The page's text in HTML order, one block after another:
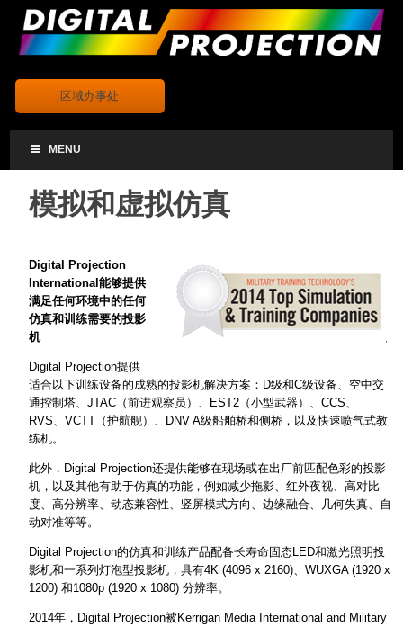
区域办事处
MENU
模拟和虚拟仿真
Digital Projection
International能够提供
满足任何环境中的任何
仿真和训练需要的投影
机
Digital Projection提供
适合以下训练设备的成熟的投影机解决方案：D级和C级设备、空中交
通控制塔、JTAC（前进观察员）、EST2（小型武器）、CCS、
RVS、VCTT（护航舰）、DNV A级船舶桥和侧桥，以及快速喷气式教
练机。
此外，Digital Projection还提供能够在现场或在出厂前匹配色彩的投影
机，以及其他有助于仿真的功能，例如减少拖影、红外夜视、高对比
度、高分辨率、动态兼容性、竖屏模式方向、边缘融合、几何失真、自
动对准等等。
Digital Projection的仿真和训练产品配备长寿命固态LED和激光照明投
影机和一系列灯泡型投影机，具有4K (4096 x 2160)、WUXGA (1920 x
1200) 和1080p (1920 x 1080) 分辨率。
2014年，Digital Projection被Kerrigan Media International and Military